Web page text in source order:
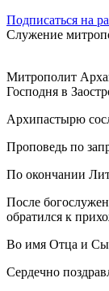
Подписаться на
Служение
Митрополит
Господня в
Архипастырю
Проповедь по
По окончании
После
обратился к
Во имя Отца и
Сердечно